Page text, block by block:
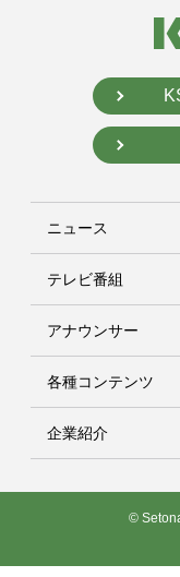
ニュース
テレビ番組
アナウンサー
各種コンテンツ
企業紹介
©